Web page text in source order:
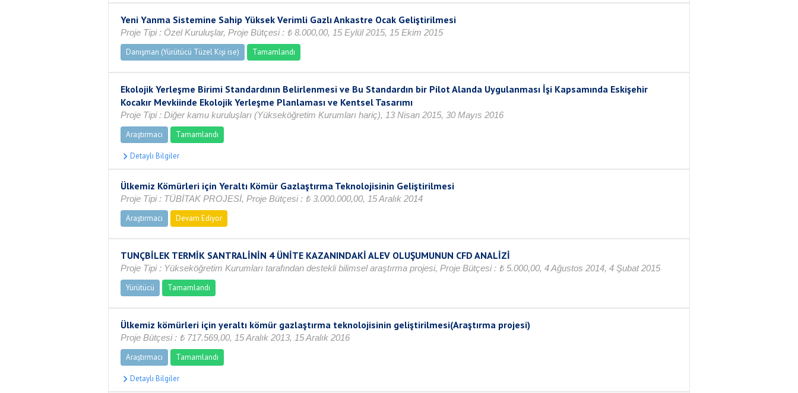
Yeni Yanma Sistemine Sahip Yüksek Verimli Gazlı Ankastre Ocak Geliştirilmesi
Proje Tipi : Özel Kuruluşlar, Proje Bütçesi : ₺ 8.000,00, 15 Eylül 2015, 15 Ekim 2015
Danışman (Yürütücü Tüzel Kişi ise)
Tamamlandı
Ekolojik Yerleşme Birimi Standardının Belirlenmesi ve Bu Standardın bir Pilot Alanda Uygulanması İşi Kapsamında Eskişehir
Kocakır Mevkiinde Ekolojik Yerleşme Planlaması ve Kentsel Tasarımı
Proje Tipi : Diğer kamu kuruluşları (Yükseköğretim Kurumları hariç), 13 Nisan 2015, 30 Mayıs 2016
Araştırmacı
Tamamlandı
Ülkemiz Kömürleri için Yeraltı Kömür Gazlaştırma Teknolojisinin Geliştirilmesi
Proje Tipi : TÜBİTAK PROJESİ, Proje Bütçesi : ₺ 3.000.000,00, 15 Aralık 2014
Araştırmacı
Devam Ediyor
TUNÇBİLEK TERMİK SANTRALİNİN 4 ÜNİTE KAZANINDAKİ ALEV OLUŞUMUNUN CFD ANALİZİ
Proje Tipi : Yükseköğretim Kurumları tarafından destekli bilimsel araştırma projesi, Proje Bütçesi : ₺ 5.000,00, 4 Ağustos 2014, 4 Şubat 2015
Yürütücü
Tamamlandı
Ülkemiz kömürleri için yeraltı kömür gazlaştırma teknolojisinin geliştirilmesi(Araştırma projesi)
Proje Bütçesi : ₺ 717.569,00, 15 Aralık 2013, 15 Aralık 2016
Araştırmacı
Tamamlandı